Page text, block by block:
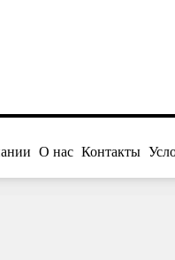
О нас Контакты